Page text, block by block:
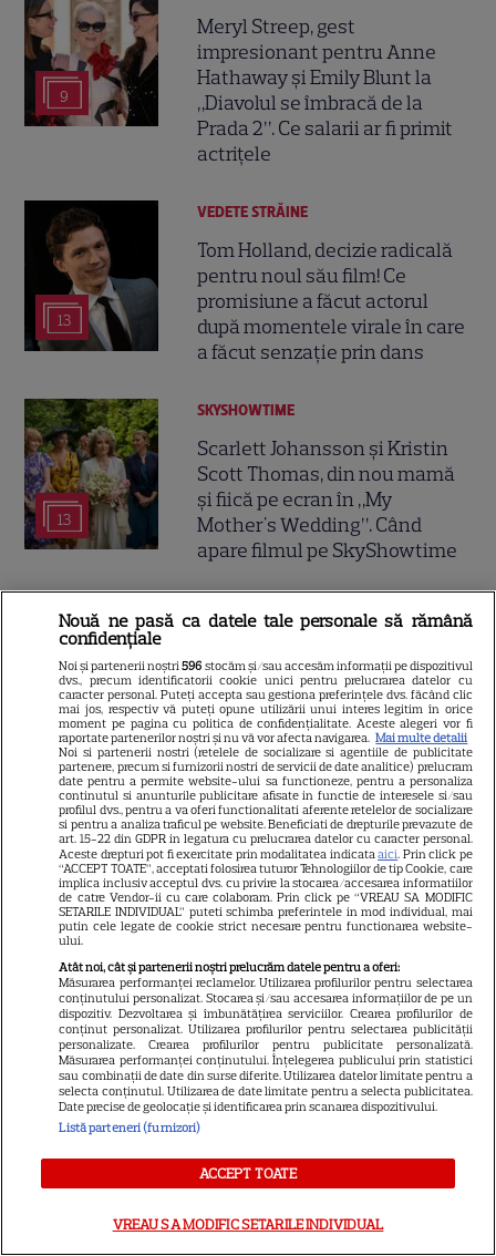
9
Meryl Streep, gest
impresionant pentru Anne
Hathaway și Emily Blunt la
„Diavolul se îmbracă de la
Prada 2”. Ce salarii ar fi primit
actrițele
13
VEDETE STRĂINE
Tom Holland, decizie radicală
pentru noul său film! Ce
promisiune a făcut actorul
după momentele virale în care
a făcut senzație prin dans
13
SKYSHOWTIME
Scarlett Johansson și Kristin
Scott Thomas, din nou mamă
și fiică pe ecran în „My
Mother's Wedding”. Când
apare filmul pe SkyShowtime
ŞTIRI
16
VEDETE ROMÂNEŞTI
Andreea Esca și-a împlinit un
vis vechi. Cum arată Căminul
Cultural „A ‘lu Escana”,
proiectul de suflet al vedetei
Pro TV
14
VEDETE ROMÂNEŞTI
Laura Cosoi, declarație
emoționantă după nașterea
Ninei. „Aș putea naște de o mie
de ori și, de fiecare dată, ar fi ca
prima oară”
VEDETE STRĂINE
Cox, vacanță de lux în Mallorca
alături de Pedro Pascal.
Nouă ne pasă ca datele tale personale să rămână
confidențiale
Noi și partenerii noștri596 stocăm și/sau accesăm informații pe dispozitivul
dvs., precum identificatorii cookie unici pentru prelucrarea datelor cu
caracter personal. Puteți accepta sau gestiona preferințele dvs. făcând clic
mai jos, respectiv vă puteți opune utilizării unui interes legitim în orice
moment pe pagina cu politica de confidențialitate. Aceste alegeri vor fi
raportate partenerilor noștri și nu vă vor afecta navigarea. Mai multe detalii
Noi si partenerii nostri (retelele de socializare si agentiile de publicitate
partenere, precum si furnizorii nostri de servicii de date analitice) prelucram
date pentru a permite website-ului sa functioneze, pentru a personaliza
continutul si anunturile publicitare afisate in functie de interesele si/sau
profilul dvs., pentru a va oferi functionalitati aferente retelelor de socializare
si pentru a analiza traficul pe website. Beneficiati de drepturile prevazute de
art. 15-22 din GDPR in legatura cu prelucrarea datelor cu caracter personal.
Aceste drepturi pot fi exercitate prin modalitatea indicataaici. Prin click pe
“ACCEPT TOATE”, acceptati folosirea tuturor Tehnologiilor de tip Cookie, care
implica inclusiv acceptul dvs. cu privire la stocarea/accesarea informatiilor
de catre Vendor-ii cu care colaboram. Prin click pe “VREAU SA MODIFIC
SETARILE INDIVIDUAL” puteti schimba preferintele in mod individual, mai
putin cele legate de cookie strict necesare pentru functionarea website-
ului.
Atât noi, cât și partenerii noștri prelucrăm datele pentru a oferi:
Măsurarea performanței reclamelor. Utilizarea profilurilor pentru selectarea
conținutului personalizat. Stocarea și/sau accesarea informațiilor de pe un
dispozitiv. Dezvoltarea și îmbunătățirea serviciilor. Crearea profilurilor de
conținut personalizat. Utilizarea profilurilor pentru selectarea publicității
personalizate. Crearea profilurilor pentru publicitate personalizată.
Măsurarea performanței conținutului. Înțelegerea publicului prin statistici
sau combinații de date din surse diferite. Utilizarea datelor limitate pentru a
selecta conținutul. Utilizarea de date limitate pentru a selecta publicitatea.
Date precise de geolocație și identificarea prin scanarea dispozitivului.
Listă parteneri (furnizori)
ACCEPT TOATE
VREAU SA MODIFIC SETARILE INDIVIDUAL